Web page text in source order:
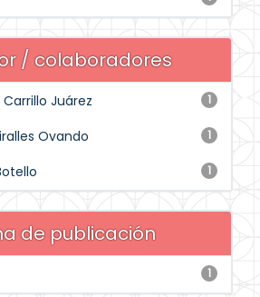
/ colaboradores
1
Juárez
1
Ovando
1
de publicación
1